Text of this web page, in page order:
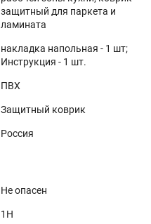
защитный для паркета и
ламината
накладка напольная - 1 шт;
Инструкция - 1 шт.
ПВХ
Защитный коврик
Россия
Не опасен
1H